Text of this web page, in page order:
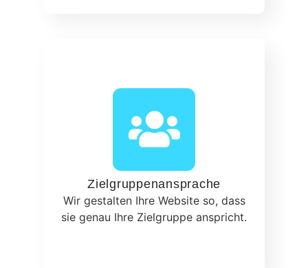
Zielgruppenansprache
Wir gestalten Ihre Website so, dass
sie genau Ihre Zielgruppe anspricht.